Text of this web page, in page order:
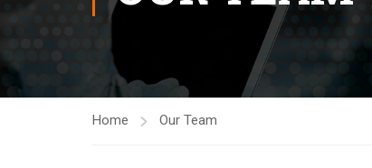
Home Our Team